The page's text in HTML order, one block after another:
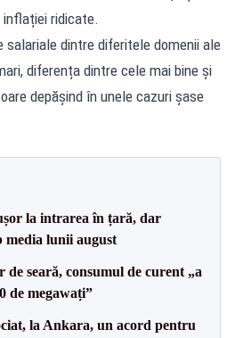
ridicate.
salariale dintre diferitele domenii ale
diferența dintre cele mai bine și
depășind în unele cazuri șase
la intrarea în țară, dar
media lunii august
seară, consumul de curent „a
de megawați”
la Ankara, un acord pentru